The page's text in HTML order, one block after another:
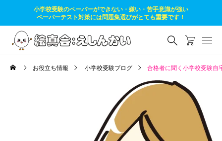
小学校受験のペーパーができない・嫌い・苦手意識が強い
ペーパーテスト対策には問題集選びがとても重要です！
お役立ち情報 小学校受験ブログ 合格者に聞く小学校受験